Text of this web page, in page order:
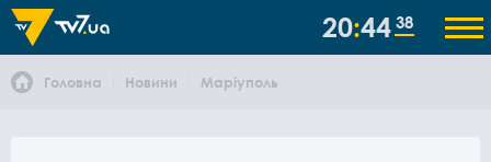
20 44 38
Головна Новини Маріуполь